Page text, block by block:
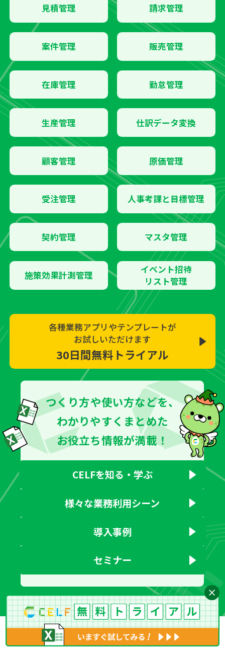
見積管理 請求管理
案件管理 販売管理
在庫管理 勤怠管理
生産管理 仕訳データ変換
顧客管理 原価管理
受注管理 人事考課と目標管理
契約管理 マスタ管理
施策効果計測管理
イベント招待
リスト管理
各種業務アプリやテンプレートが
お試しいただけます
30日間無料トライアル
つくり方や使い方などを、
わかりやすくまとめた
お役立ち情報が満載！
CELFを知る・学ぶ
様々な業務利用シーン
導入事例
セミナー